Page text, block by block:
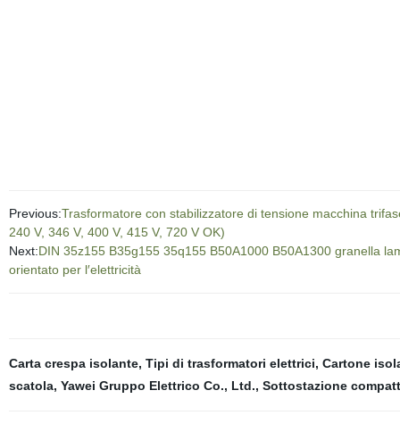
Previous:Trasformatore con stabilizzatore di tensione macchina
240 V, 346 V, 400 V, 415 V, 720 V OK)
Next:DIN 35z155 B35g155 35q155 B50A1000 B50A1300 granella
orientato per l′elettricità
Carta crespa isolante, Tipi di trasformatori elettrici, Cartone
scatola, Yawei Gruppo Elettrico Co., Ltd., Sottostazione